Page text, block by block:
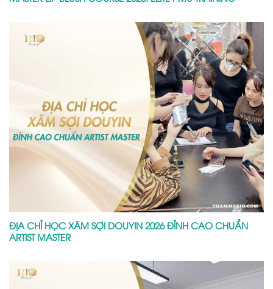
ĐỊA CHỈ HỌC XĂM SỢI DOUYIN 2026 ĐỈNH CAO CHUẨN
ARTIST MASTER